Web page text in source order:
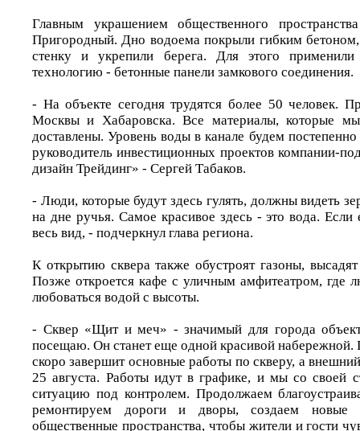
Главным украшением общественного
Пригородный. Дно водоема покрыли гибким
стенку и укрепили берега. Для этого
технологию - бетонные панели замкового соединения.
- На объекте сегодня трудятся более 50 человек.
Москвы и Хабаровска. Все материалы, которые
доставлены. Уровень воды в канале будем
руководитель инвестиционных проектов компании-
дизайн Трейдинг» - Сергей Табаков.
- Люди, которые будут здесь гулять, должны видеть
на дне ручья. Самое красивое здесь - это вода. Если
весь вид, - подчеркнул глава региона.
К открытию сквера также обустроят газоны,
Позже откроется кафе с уличным амфитеатром, где
любоваться водой с высоты.
- Сквер «Щит и меч» - значимый для города
посещаю. Он станет еще одной красивой набережной.
скоро завершит основные работы по скверу, а
25 августа. Работы идут в графике, и мы со своей
ситуацию под контролем. Продолжаем
ремонтируем дороги и дворы, создаем новые
общественные пространства, чтобы жители и гости